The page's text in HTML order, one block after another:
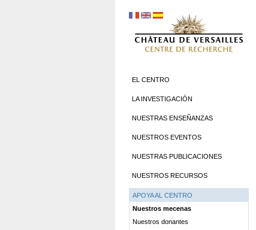
EL CENTRO
LA INVESTIGACIÓN
NUESTRAS ENSEÑANZAS
NUESTROS EVENTOS
NUESTRAS PUBLICACIONES
NUESTROS RECURSOS
APOYA AL CENTRO
Nuestros mecenas
Nuestros donantes